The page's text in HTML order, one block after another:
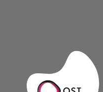
facebook